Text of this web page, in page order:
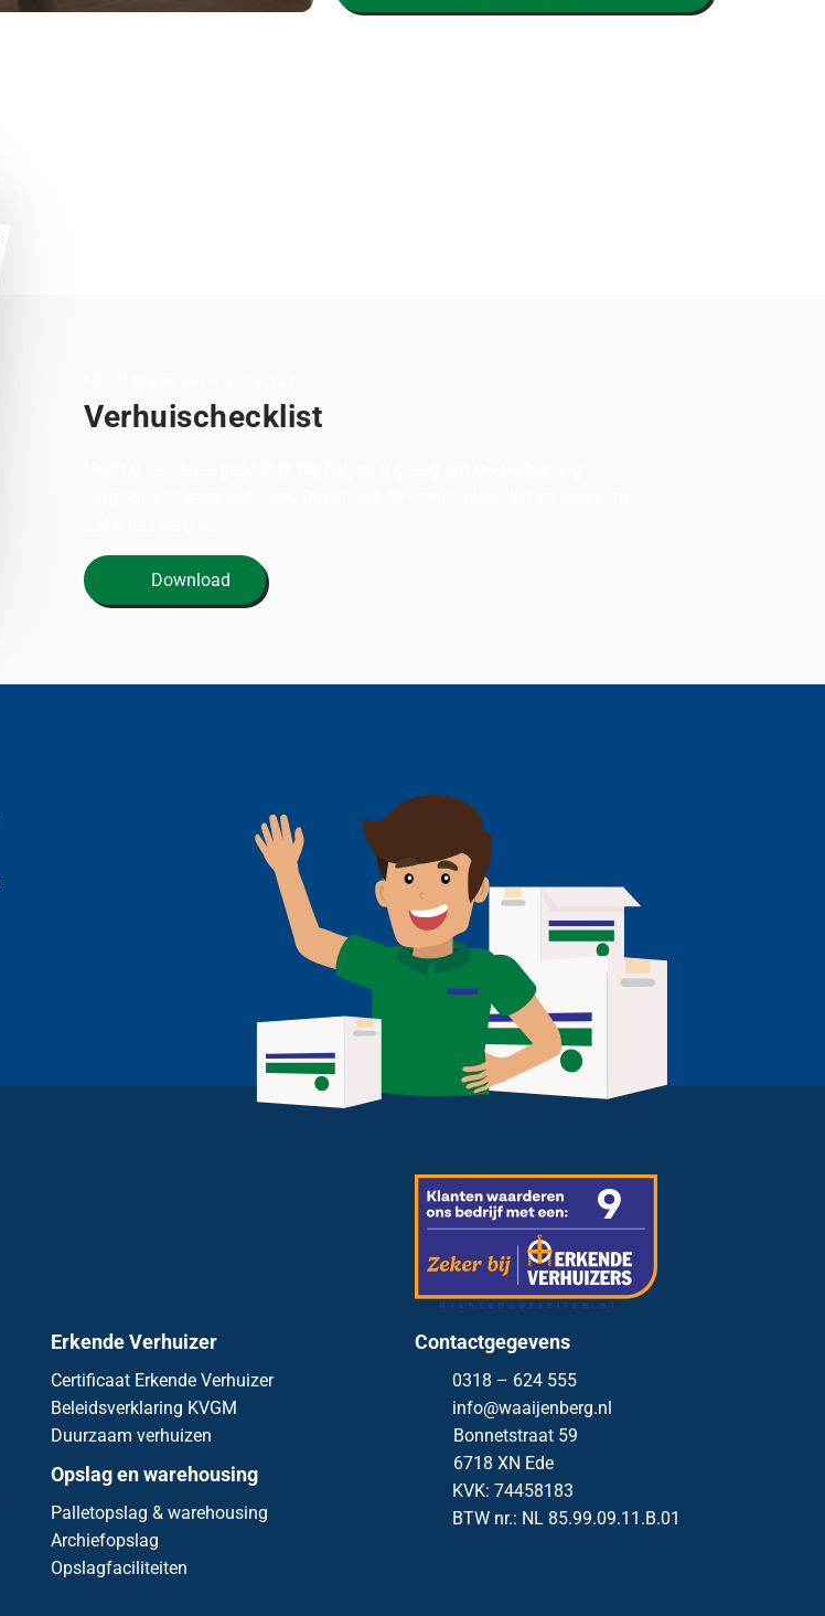
Verhuischecklist
Download
Erkende Verhuizer
Certificaat Erkende Verhuizer
Beleidsverklaring KVGM
Duurzaam verhuizen
Opslag en warehousing
Palletopslag & warehousing
Archiefopslag
Opslagfaciliteiten
Contactgegevens
0318 – 624 555
info@waaijenberg.nl
Bonnetstraat 59
6718 XN Ede
KVK: 74458183
BTW nr.: NL 85.99.09.11.B.01